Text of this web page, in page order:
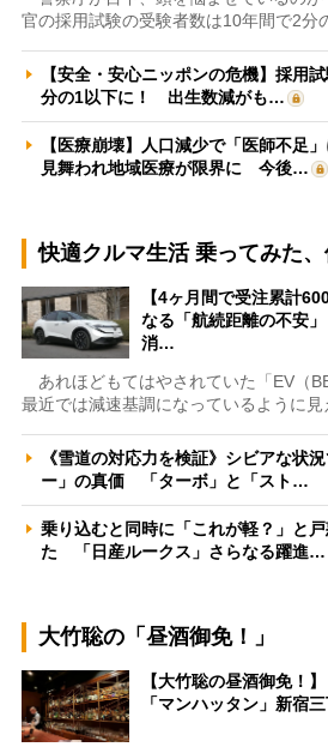
官の採用試験の受験者数は10年間で2分
【安全・安心ニッポンの危機】採用
分の1以下に！ 出生数減がも…
【医療崩壊】人口減少で「医師不足
見舞われ地域医療が限界に 今後…
快適クルマ生活 乗ってみた
【4ヶ月間で受注累計
なる「航続距離の不安
消…
あれほどもてはやされていた「EV（
最近では減速基調になっているように見
《雪道の対応力を検証》シビアな状
ー」の真価 「ターボ」と「スト…
乗り込むと同時に「これが軽？」と
た 「日産ルークス」さらなる躍進…
大竹聡の「昼酒御免！」
【大竹聡の昼酒御免！
「マンハッタン」新宿